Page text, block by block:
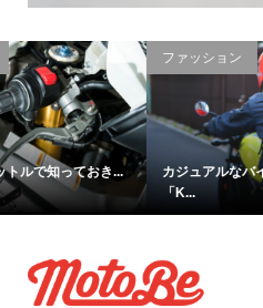
ファッション
カジュアルなバイク用リュック
「K...